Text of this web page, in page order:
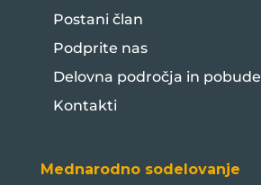
Postani član
Podprite nas
Delovna področja in pobude
Kontakti
Mednarodno sodelovanje